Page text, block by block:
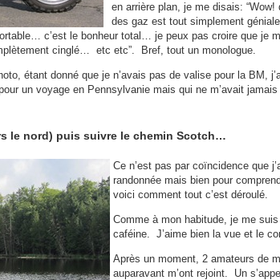
en arrière plan, je me disais:
des gaz est tout simplement
c’est le bonheur total… je peux pas croire que je
cinglé… etc etc”. Bref, tout un monologue.
étant donné que je n’avais pas de valise pour la BM,
un voyage en Pennsylvanie mais qui ne m’avait
le nord) puis suivre le chemin Scotch…
Ce n’est pas par coïncidence que
randonnée mais bien pour
voici comment tout c’est déroulé.
Comme à mon habitude, je me
caféine. J’aime bien la vue et le
Après un moment, 2 amateurs de
auparavant m’ont rejoint. Un